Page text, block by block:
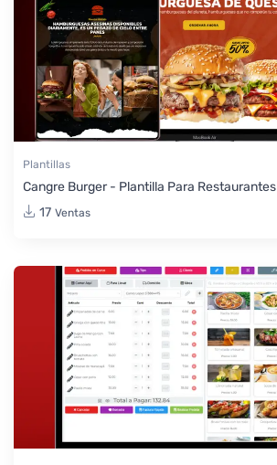
Plantillas
Cangre Burger - Plantilla Para Restaurantes
17 Ventas